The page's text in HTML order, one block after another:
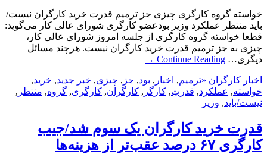
خواسته گروه کارگری چیزی جز ترمیم قدرت خرید کارگران نیست/
باید منتظر عملکرد وزیر بودعضو کارگری شورای عالی کار می‌گوید:
قطعا خواسته گروه کارگری از جلسه امروز شورای عالی کار،
چیزی به جز ترمیم قدرت خرید کارگران نیست. هرچند مسائل
دیگری… Continue Reading
→
اخبار کارگران «ترمیم, اخبار , بود, جز , چیزی, خبر جدید, خرید,
خواسته, عملکرد, قدرتِ, کارگر , کارگران, کارگری, گروه, منتظر ,
نیست/باید, وزیر
قدرت خرید کارگران یک سوم شد/جیب
کارگری ۶۷ درصد عقب‌تر از هزینه‌ها